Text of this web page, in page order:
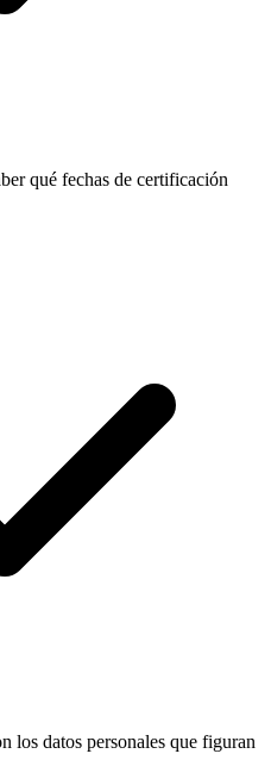
qué fechas de certificación
los datos personales que figuran